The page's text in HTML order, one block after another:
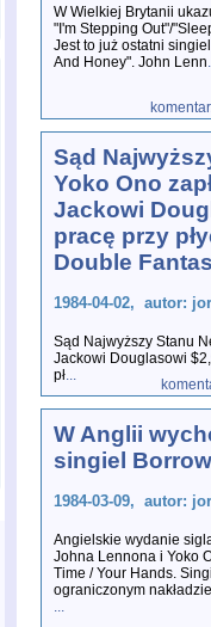
W Wielkiej Brytanii
"I'm Stepping Out"/
Jest to już ostatni
And Honey". John Lenn
Sąd
Yoko Ono
Jackowi
pracę przy
Double
1984-04-02, autor:
Sąd Najwyższy Stanu
Jackowi Douglasowi
pł...
W Anglii
singiel
1984-03-09, autor:
Angielskie wydanie
Johna Lennona i Yoko
Time / Your Hands.
ograniczonym
...